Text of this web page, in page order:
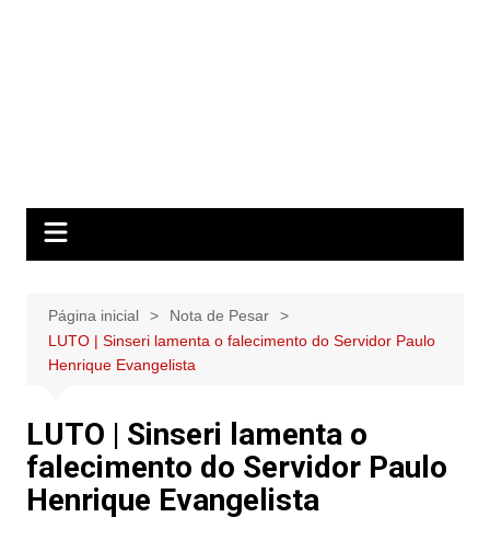
Página inicial
Nota de Pesar
LUTO | Sinseri lamenta o falecimento do Servidor Paulo
Henrique Evangelista
LUTO | Sinseri lamenta o
falecimento do Servidor Paulo
Henrique Evangelista